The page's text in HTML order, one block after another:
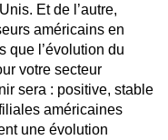
Et de l’autre,
américains en
que l’évolution du
votre secteur
sera : positive, stable
américaines
une évolution